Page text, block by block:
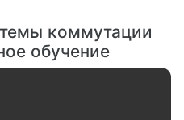
коммутации
обучение